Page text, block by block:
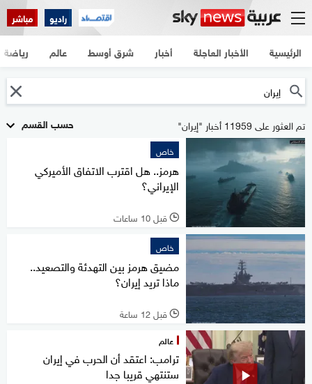
راديو مباشر
الرئيسية الأخبار العاجلة أخبار شرق أوسط عالم رياضة
حسب القسم تم العثور على 11959 أخبار "إيران"
خاص
هرمز.. هل اقترب الاتفاق الأميركي
الإيراني؟
l قبل 10 ساعات
خاص
مضيق هرمز بين التهدئة والتصعيد..
ماذا تريد إيران؟
l قبل 12 ساعة
عالم
ترامب: اعتقد أن الحرب في إيران
ستنتهي قريبا جدا